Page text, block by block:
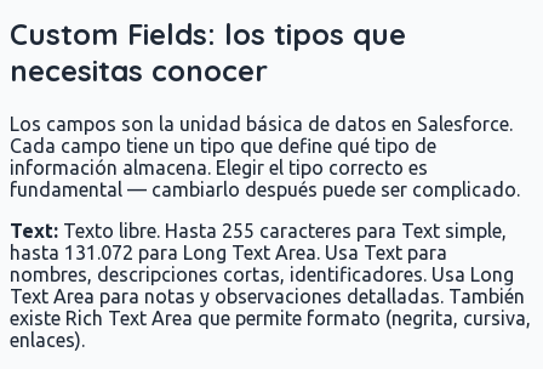
Custom Fields: los tipos que
necesitas conocer
Los campos son la unidad básica de datos en Salesforce.
Cada campo tiene un tipo que define qué tipo de
información almacena. Elegir el tipo correcto es
fundamental — cambiarlo después puede ser complicado.
Text: Texto libre. Hasta 255 caracteres para Text simple,
hasta 131.072 para Long Text Area. Usa Text para
nombres, descripciones cortas, identificadores. Usa Long
Text Area para notas y observaciones detalladas. También
existe Rich Text Area que permite formato (negrita, cursiva,
enlaces).